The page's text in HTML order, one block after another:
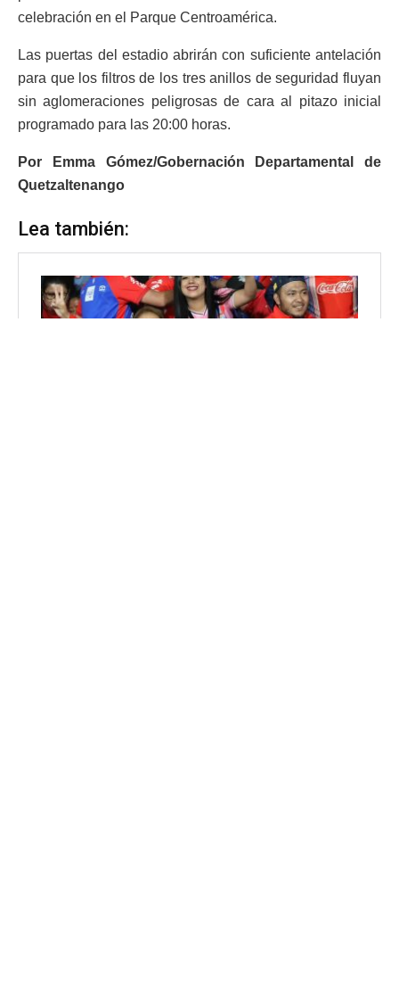
celebración en el Parque Centroamérica.
​Las puertas del estadio abrirán con suficiente antelación
para que los filtros de los tres anillos de seguridad fluyan
sin aglomeraciones peligrosas de cara al pitazo inicial
programado para las 20:00 horas.
Por Emma Gómez/Gobernación Departamental de
Quetzaltenango
Lea también: